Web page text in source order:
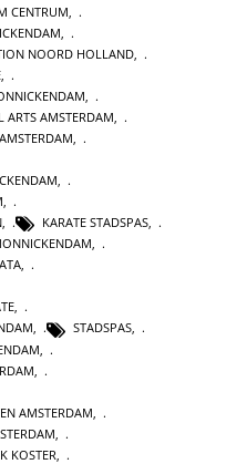
CENTRUM
NOORD HOLLAND
ARTS AMSTERDAM
,
,
, KARATE STADSPAS,
,
,
,
, STADSPAS,
AMSTERDAM
KOSTER